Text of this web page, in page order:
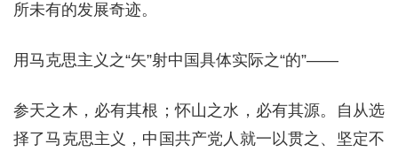
所未有的发展奇迹。
用马克思主义之“矢”射中国具体实际之“的”——
参天之木，必有其根；怀山之水，必有其源。自从选
择了马克思主义，中国共产党人就一以贯之、坚定不